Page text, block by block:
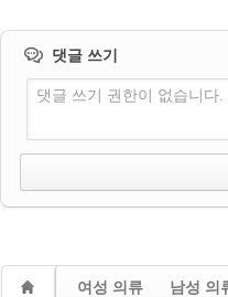
댓글 쓰기
댓글 쓰기 권한이 없습니다
여성 의류 남성 의